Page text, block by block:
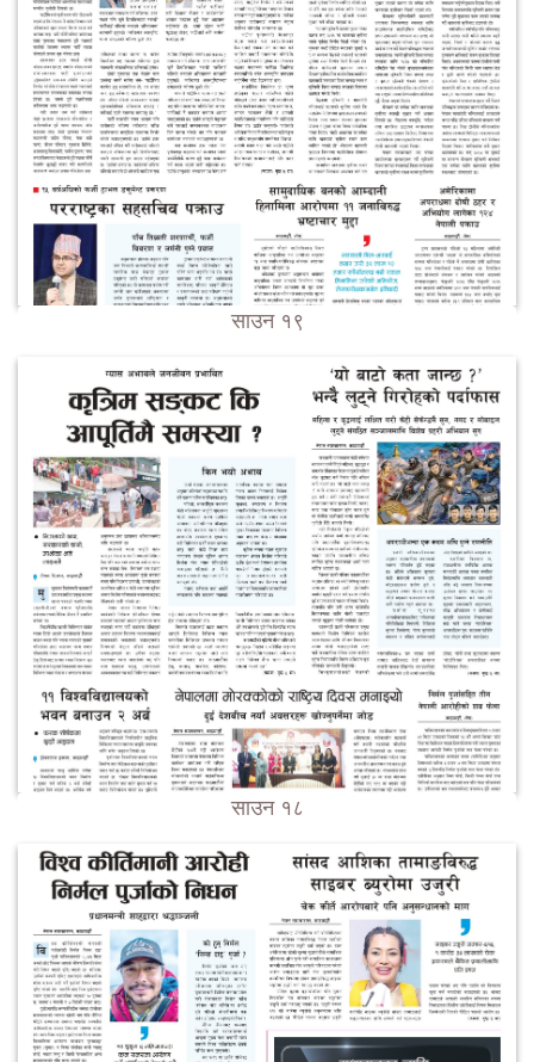
साउन १९
साउन १८